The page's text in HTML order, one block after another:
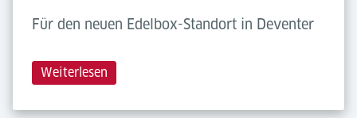
Für den neuen Edelbox-Standort in Deventer
Weiterlesen